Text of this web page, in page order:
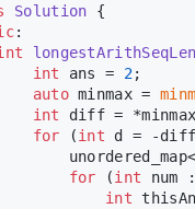
Solution {
:
int ans = 2;
auto minmax =
int diff =
for (int d = -
unordered_map<
for (int num
int